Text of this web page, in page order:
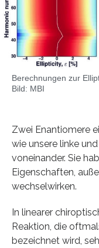
Berechnungen zur
Bild: MBI
Zwei Enantiomere
wie unsere linke
voneinander. Sie
Eigenschaften,
wechselwirken.
In linearer
Reaktion, die
bezeichnet wird,